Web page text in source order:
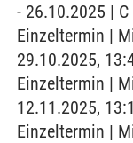
- 26.10.2025 |
Einzeltermin |
29.10.2025,
Einzeltermin |
12.11.2025,
Einzeltermin |